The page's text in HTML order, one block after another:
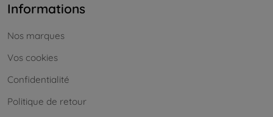
Informations
Nos marques
Vos cookies
Confidentialité
Politique de retour